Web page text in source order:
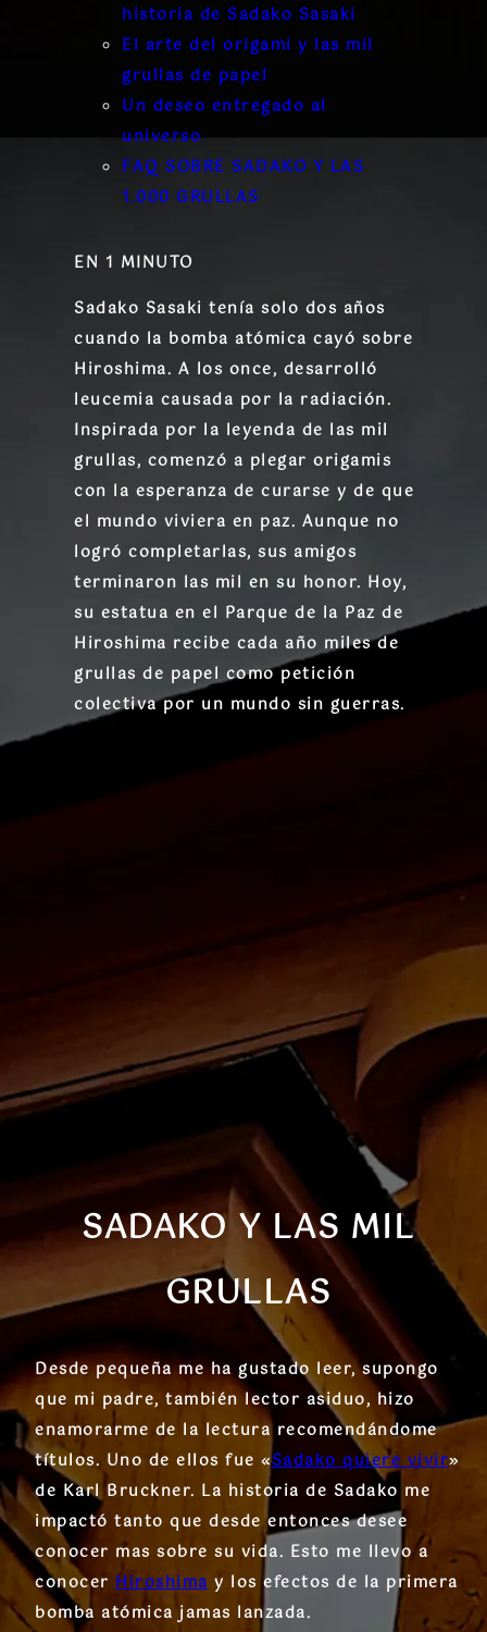
historia de Sadako Sasaki
El arte del origami y las mil
grullas de papel
Un deseo entregado al
universo
FAQ SOBRE SADAKO Y LAS
1.000 GRULLAS
EN 1 MINUTO
Sadako Sasaki tenía solo dos años
cuando la bomba atómica cayó sobre
Hiroshima. A los once, desarrolló
leucemia causada por la radiación.
Inspirada por la leyenda de las mil
grullas, comenzó a plegar origamis
con la esperanza de curarse y de que
el mundo viviera en paz. Aunque no
logró completarlas, sus amigos
terminaron las mil en su honor. Hoy,
su estatua en el Parque de la Paz de
Hiroshima recibe cada año miles de
grullas de papel como petición
colectiva por un mundo sin guerras.
SADAKO Y LAS MIL
GRULLAS
Desde pequeña me ha gustado leer, supongo
que mi padre, también lector asiduo, hizo
enamorarme de la lectura recomendándome
títulos. Uno de ellos fue «Sadako quiere vivir»
de Karl Bruckner. La historia de Sadako me
impactó tanto que desde entonces desee
conocer mas sobre su vida. Esto me llevo a
conocer Hiroshimay los efectos de la primera
bomba atómica jamas lanzada.